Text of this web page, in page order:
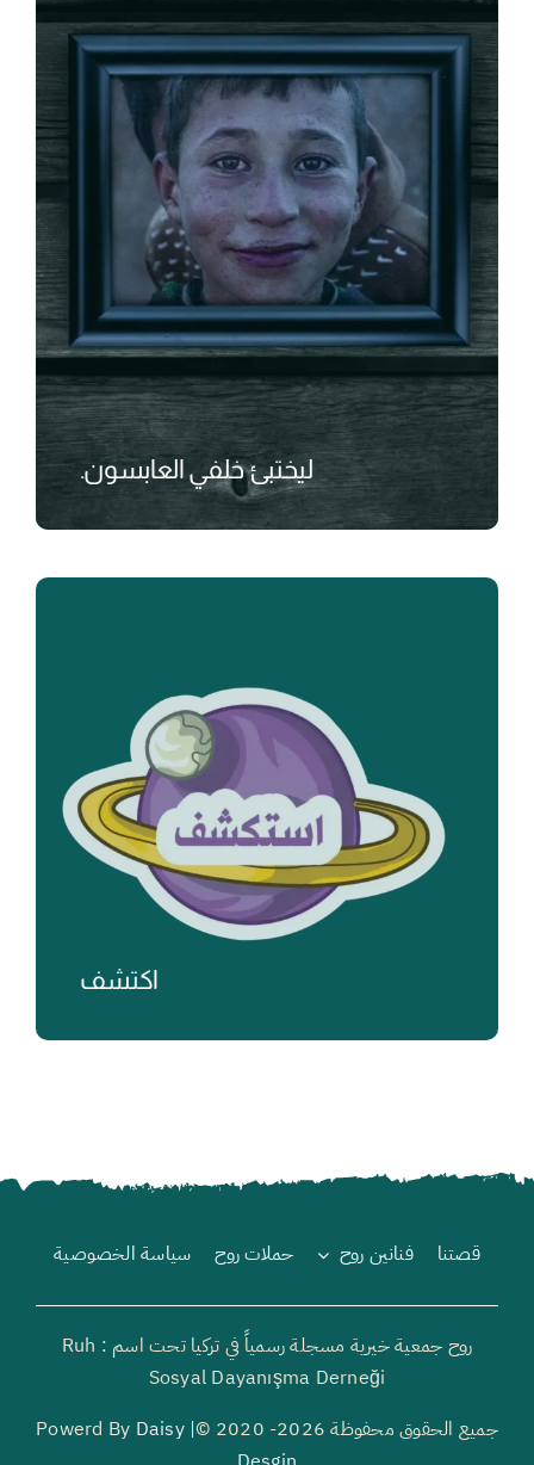
ليختبئ خلفي العابسون.
₺
اكتشف
₺
قصتنا فنانين روح حملات روح سياسة الخصوصية
روح جمعية خيرية مسجلة رسمياً في تركيا تحت اسم : Ruh
Sosyal Dayanışma Derneği
جميع الحقوق محفوظة 2026- 2020 ©| Powerd By
Daisy